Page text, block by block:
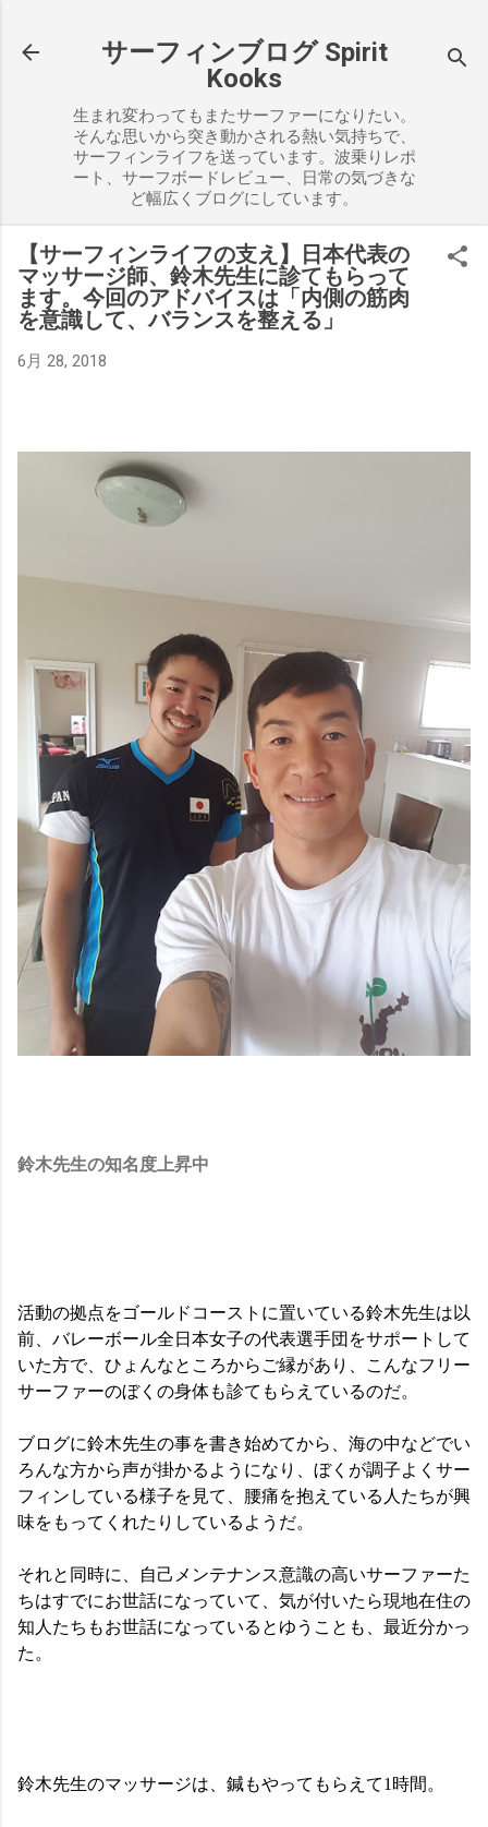
サーフィンブログ Spirit
Kooks
生まれ変わってもまたサーファーになりたい。
そんな思いから突き動かされる熱い気持ちで、
サーフィンライフを送っています。波乗りレポ
ート、サーフボードレビュー、日常の気づきな
ど幅広くブログにしています。
【サーフィンライフの支え】日本代表の
マッサージ師、鈴木先生に診てもらって
ます。今回のアドバイスは「内側の筋肉
を意識して、バランスを整える」
6月 28, 2018
鈴木先生の知名度上昇中
活動の拠点をゴールドコーストに置いている鈴木先生は以
前、バレーボール全日本女子の代表選手団をサポートして
いた方で、ひょんなところからご縁があり、こんなフリー
サーファーのぼくの身体も診てもらえているのだ。
ブログに鈴木先生の事を書き始めてから、海の中などでい
ろんな方から声が掛かるようになり、ぼくが調子よくサー
フィンしている様子を見て、腰痛を抱えている人たちが興
味をもってくれたりしているようだ。
それと同時に、自己メンテナンス意識の高いサーファーた
ちはすでにお世話になっていて、気が付いたら現地在住の
知人たちもお世話になっているとゆうことも、最近分かっ
た。
鈴木先生のマッサージは、鍼もやってもらえて1時間。